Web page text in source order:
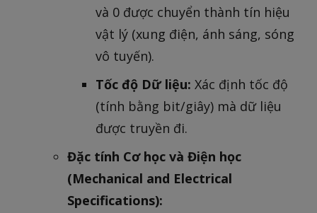
và 0 được chuyển thành tín hiệu
vật lý (xung điện, ánh sáng, sóng
vô tuyến).
Tốc độ Dữ liệu: Xác định tốc độ
(tính bằng bit/giây) mà dữ liệu
được truyền đi.
Đặc tính Cơ học và Điện học
(Mechanical and Electrical
Specifications):